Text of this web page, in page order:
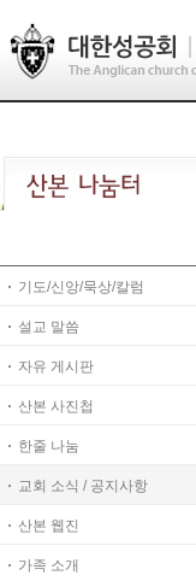
기도/신앙/묵상/칼럼
설교 말씀
자유 게시판
산본 사진첩
한줄 나눔
교회 소식 / 공지사항
산본 웹진
가족 소개